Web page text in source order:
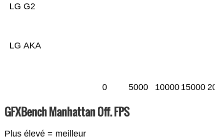
LG AKA
LG G2
0 5000 10000 15000
GFXBench Manhattan Off. FPS
Plus élevé = meilleur